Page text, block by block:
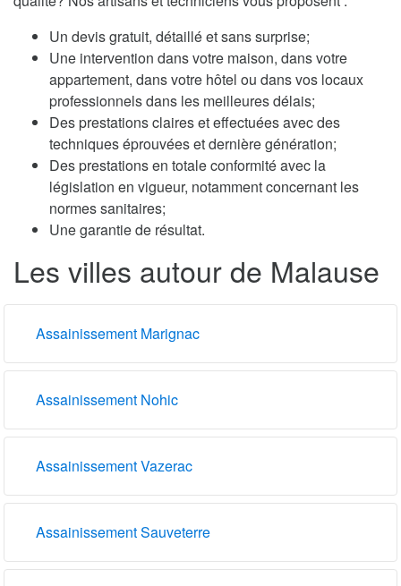
Un devis gratuit, détaillé et sans surprise;
Une intervention dans votre maison, dans votre
appartement, dans votre hôtel ou dans vos locaux
professionnels dans les meilleures délais;
Des prestations claires et effectuées avec des
techniques éprouvées et dernière génération;
Des prestations en totale conformité avec la
législation en vigueur, notamment concernant les
normes sanitaires;
Une garantie de résultat.
Les villes autour de Malause
Assainissement Marignac
Assainissement Nohic
Assainissement Vazerac
Assainissement Sauveterre